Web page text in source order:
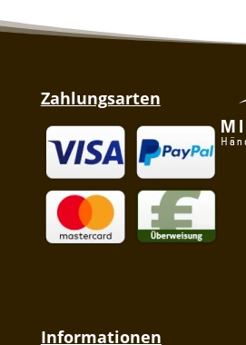
Zahlungsarten
Informationen